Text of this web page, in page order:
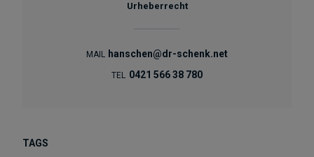
Urheberrecht
MAIL hanschen@dr-schenk.net
TEL 0421 566 38 780
TAGS